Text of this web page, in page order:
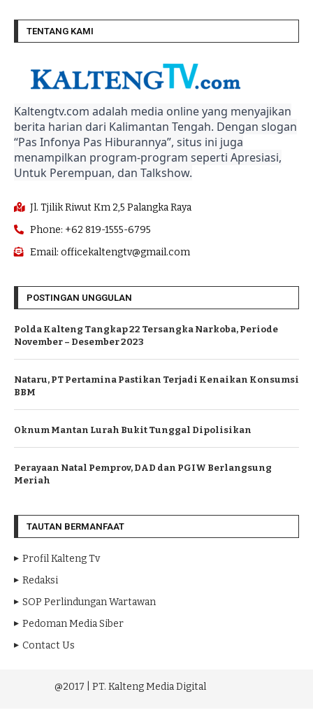
TENTANG KAMI
Kaltengtv.com adalah media online yang menyajikan
berita harian dari Kalimantan Tengah. Dengan slogan
“Pas Infonya Pas Hiburannya”, situs ini juga
menampilkan program-program seperti Apresiasi,
Untuk Perempuan, dan Talkshow.
Jl. Tjilik Riwut Km 2,5 Palangka Raya
Phone: +62 819-1555-6795
Email: officekaltengtv@gmail.com
POSTINGAN UNGGULAN
Polda Kalteng Tangkap 22 Tersangka Narkoba, Periode
November – Desember 2023
Nataru, PT Pertamina Pastikan Terjadi Kenaikan Konsumsi
BBM
Oknum Mantan Lurah Bukit Tunggal Dipolisikan
Perayaan Natal Pemprov, DAD dan PGIW Berlangsung
Meriah
TAUTAN BERMANFAAT
Profil Kalteng Tv
Redaksi
SOP Perlindungan Wartawan
Pedoman Media Siber
Contact Us
@2017 | PT. Kalteng Media Digital